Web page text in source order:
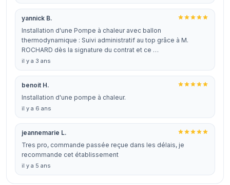
yannick B.
Installation d'une Pompe à chaleur avec ballon
thermodynamique : Suivi administratif au top grâce à M.
ROCHARD dès la signature du contrat et ce …
il y a 3 ans
benoit H.
Installation d'une pompe à chaleur.
il y a 6 ans
jeannemarie L.
Tres pro, commande passée reçue dans les délais, je
recommande cet établissement
il y a 5 ans